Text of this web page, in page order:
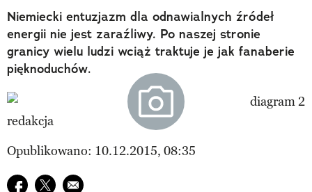
Niemiecki entuzjazm dla odnawialnych źródeł
energii nie jest zaraźliwy. Po naszej stronie
granicy wielu ludzi wciąż traktuje je jak fanaberie
pięknoduchów.
redakcja
Opublikowano: 10.12.2015, 08:35
Udostępnij na facebook
Udostępnij na twitter
E-mail do przyjaciela